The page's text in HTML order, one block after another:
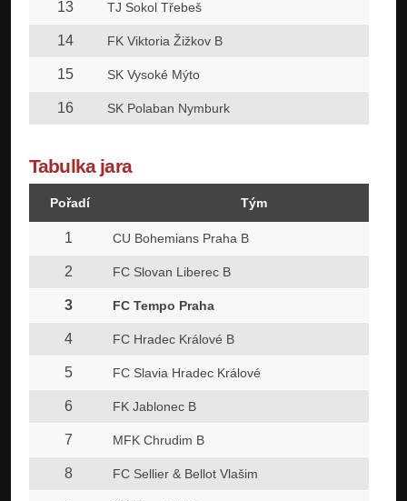
13 TJ Sokol Třebeš
14 FK Viktoria Žižkov B
15 SK Vysoké Mýto
16 SK Polaban Nymburk
Tabulka jara
Pořadí Tým
1 CU Bohemians Praha B
2 FC Slovan Liberec B
3 FC Tempo Praha
4 FC Hradec Králové B
5 FC Slavia Hradec Králové
6 FK Jablonec B
7 MFK Chrudim B
8 FC Sellier & Bellot Vlašim